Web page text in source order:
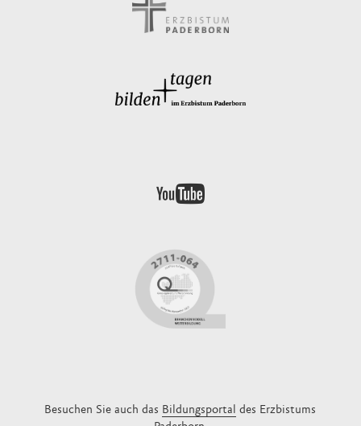
Besuchen Sie auch das Bildungsportal des Erzbistums